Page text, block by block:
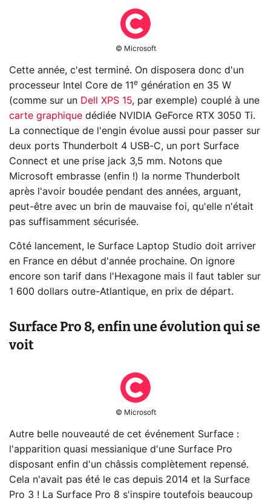
© Microsoft
Cette année, c'est terminé. On disposera donc d'un
processeur Intel Core de 11 e génération en 35 W
(comme sur un Dell XPS 15, par exemple) couplé à une
carte graphique dédiée NVIDIA GeForce RTX 3050 Ti.
La connectique de l'engin évolue aussi pour passer sur
deux ports Thunderbolt 4 USB-C, un port Surface
Connect et une prise jack 3,5 mm. Notons que
Microsoft embrasse (enfin !) la norme Thunderbolt
après l'avoir boudée pendant des années, arguant,
peut-être avec un brin de mauvaise foi, qu'elle n'était
pas suffisamment sécurisée.
Côté lancement, le Surface Laptop Studio doit arriver
en France en début d'année prochaine. On ignore
encore son tarif dans l'Hexagone mais il faut tabler sur
1 600 dollars outre-Atlantique, en prix de départ.
Surface Pro 8, enfin une évolution qui se
voit
© Microsoft
Autre belle nouveauté de cet événement Surface :
l'apparition quasi messianique d'une Surface Pro
disposant enfin d'un châssis complètement repensé.
Cela n'avait pas été le cas depuis 2014 et la Surface
Pro 3 ! La Surface Pro 8 s'inspire toutefois beaucoup